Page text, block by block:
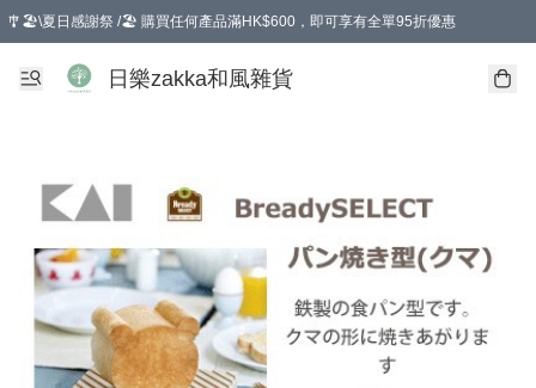
🎐🏖️\夏日感謝祭 /🏖️ 購買任何產品滿HK$600，即可享有全單95折優惠
選擇GoGoX住宅/工商地址配送，單一訂單消費購物滿HK$680(折扣後），可享有
日樂zakka和風雜貨